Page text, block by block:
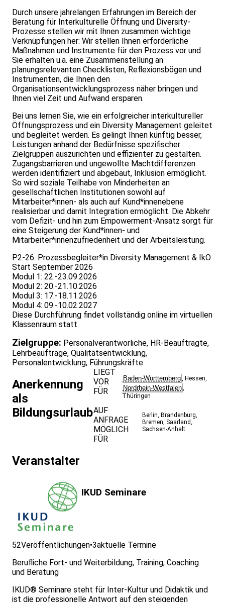
Durch unsere jahrelangen Erfahrungen im Bereich der
Beratung für Interkulturelle Öffnung und Diversity-
Prozesse stellen wir mit Ihnen zusammen wichtige
Verknüpfungen her: Wir stellen Ihnen erforderliche
Maßnahmen und Instrumente für den Prozess vor und
Sie erhalten u.a. eine Zusammenstellung an
planungsrelevanten Checklisten, Reflexionsbögen und
Instrumenten, die Ihnen den
Organisationsentwicklungsprozess näher bringen und
Ihnen viel Zeit und Aufwand ersparen.
Bei uns lernen Sie, wie ein erfolgreicher interkultureller
Öffnungsprozess und ein Diversity Management geleitet
und begleitet werden. Es gelingt Ihnen künftig besser,
Leistungen anhand der Bedürfnisse spezifischer
Zielgruppen auszurichten und effizienter zu gestalten.
Zugangsbarrieren und ungewollte Machtdifferenzen
werden identifiziert und abgebaut, Inklusion ermöglicht.
So wird soziale Teilhabe von Minderheiten an
gesellschaftlichen Institutionen sowohl auf
Mitarbeiter*innen- als auch auf Kund*innenebene
realisierbar und damit Integration ermöglicht. Die Abkehr
vom Defizit- und hin zum Empowerment-Ansatz sorgt für
eine Steigerung der Kund*innen- und
Mitarbeiter*innenzufriedenheit und der Arbeitsleistung.
P2-26: Prozessbegleiter*in Diversity Management & IkÖ
Start September 2026
Modul 1: 22.-23.09.2026
Modul 2: 20.-21.10.2026
Modul 3: 17.-18.11.2026
Modul 4: 09.-10.02.2027
Diese Durchführung findet vollständig online im virtuellen
Klassenraum statt
Zielgruppe: Personalverantworliche, HR-Beauftragte,
Lehrbeauftrage, Qualitätsentwicklung,
Personalentwicklung, Führungskräfte
Anerkennung
als
Bildungsurlaub
LIEGT
VOR
FÜR
Baden-Württemberg Hessen
Nordrhein-Westfalen
Thüringen
AUF
ANFRAGE
MÖGLICH
FÜR
Berlin ,Brandenburg
Bremen Saarland
Sachsen-Anhalt
Veranstalter
IKUD Seminare
52Veröffentlichungen•3aktuelle Termine
Berufliche Fort- und Weiterbildung, Training, Coaching
und Beratung
IKUD® Seminare steht für Inter-Kultur und Didaktik und
ist die professionelle Antwort auf den steigenden